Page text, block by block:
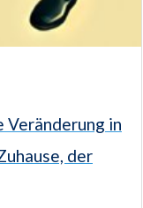
Veränderung in
der